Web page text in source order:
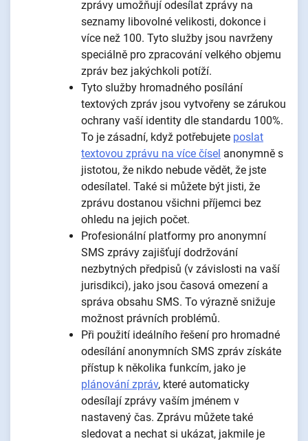
zprávy umožňují odesílat zprávy na
seznamy libovolné velikosti, dokonce i
více než 100. Tyto služby jsou navrženy
speciálně pro zpracování velkého objemu
zpráv bez jakýchkoli potíží.
Tyto služby hromadného posílání
textových zpráv jsou vytvořeny se zárukou
ochrany vaší identity dle standardu 100%.
To je zásadní, když potřebujete poslat
textovou zprávu na více čísel anonymně s
jistotou, že nikdo nebude vědět, že jste
odesílatel. Také si můžete být jisti, že
zprávu dostanou všichni příjemci bez
ohledu na jejich počet.
Profesionální platformy pro anonymní
SMS zprávy zajišťují dodržování
nezbytných předpisů (v závislosti na vaší
jurisdikci), jako jsou časová omezení a
správa obsahu SMS. To výrazně snižuje
možnost právních problémů.
Při použití ideálního řešení pro hromadné
odesílání anonymních SMS zpráv získáte
přístup k několika funkcím, jako je
plánování zpráv, které automaticky
odesílají zprávy vaším jménem v
nastavený čas. Zprávu můžete také
sledovat a nechat si ukázat, jakmile je